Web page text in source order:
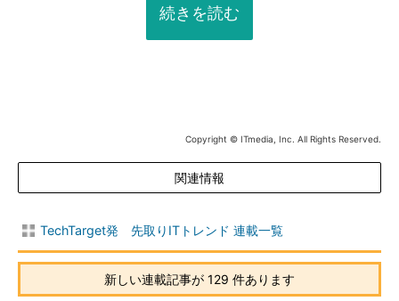
続きを読む
Copyright © ITmedia, Inc. All Rights Reserved.
関連情報
TechTarget発 先取りITトレンド 連載一覧
新しい連載記事が 129 件あります